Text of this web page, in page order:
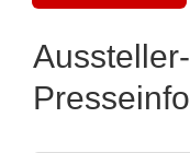
Aussteller-